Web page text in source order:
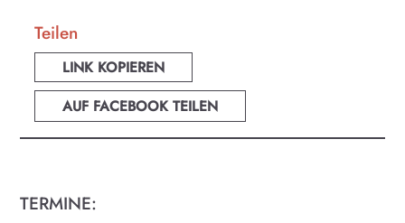
Teilen
LINK KOPIEREN
AUF FACEBOOK TEILEN
TERMINE:
KULTplan ABO